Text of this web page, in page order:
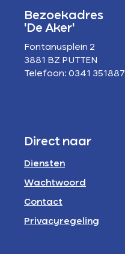
Bezoekadres
'De Aker'
Fontanusplein 2
3881 BZ PUTTEN
Telefoon: 0341 351887
Direct naar
Diensten
Wachtwoord
Contact
Privacyregeling